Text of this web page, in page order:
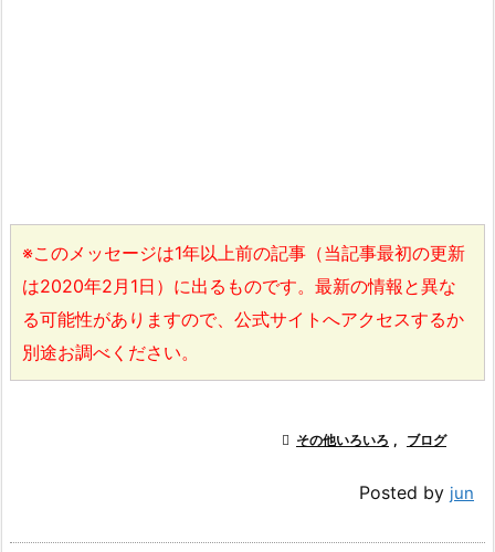
※このメッセージは1年以上前の記事（当記事最初の更新
は2020年2月1日）に出るものです。最新の情報と異な
る可能性がありますので、公式サイトへアクセスするか
別途お調べください。
 その他いろいろ , ブログ
Posted by jun